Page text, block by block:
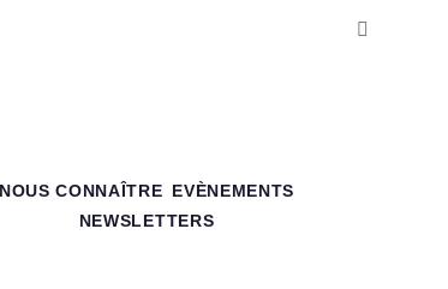
NOUS CONNAÎTRE
EVÈNEMENTS
NEWSLETTERS